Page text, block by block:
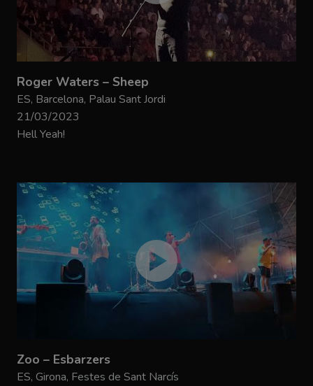
Roger Waters – Sheep
ES, Barcelona, Palau Sant Jordi
21/03/2023
Hell Yeah!
Zoo – Esbarzers
ES, Girona, Festes de Sant Narcís